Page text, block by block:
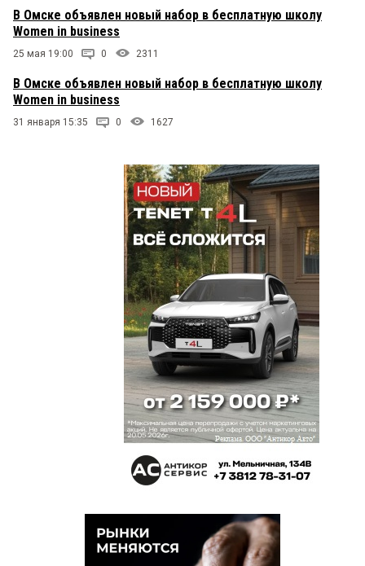
В Омске объявлен новый набор в бесплатную школу
Women in business
25 мая 19:00 0 2311
В Омске объявлен новый набор в бесплатную школу
Women in business
31 января 15:35 0 1627